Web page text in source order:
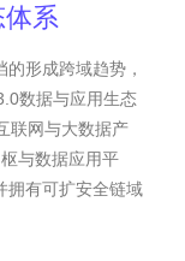
系
形成跨域趋势，
数据与应用生态
联网与大数据产
与数据应用平
拥有可扩安全链域